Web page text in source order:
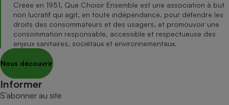
Créée en 1951, Que Choisir Ensemble est une association à but
non lucratif qui agit, en toute indépendance, pour défendre les
droits des consommateurs et des usagers, et promouvoir une
consommation responsable, accessible et respectueuse des
enjeux sanitaires, sociétaux et environnementaux.
Nous découvrir
Informer
S’abonner au site